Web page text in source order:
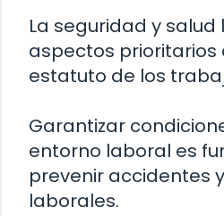
La seguridad y
aspectos prioritarios
estatuto de los
Garantizar
entorno laboral es
prevenir accidentes
laborales.